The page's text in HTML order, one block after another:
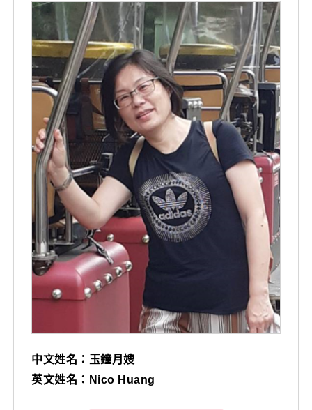
中文姓名：玉鐘月嫂
英文姓名：Nico Huang